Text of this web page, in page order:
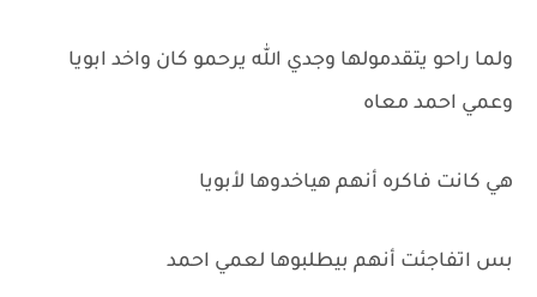
ولما راحو يتقدمولها وجدي الله يرحمو كان واخد ابويا
وعمي احمد معاه
هي كانت فاكره أنهم هياخدوها لأبويا
بس اتفاجئت أنهم بيطلبوها لعمي احمد